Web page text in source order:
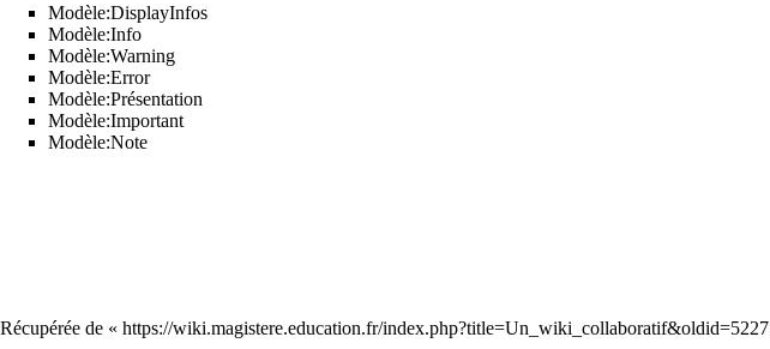
Modèle:DisplayInfos
Modèle:Info
Modèle:Warning
Modèle:Error
Modèle:Présentation
Modèle:Important
Modèle:Note
Récupérée de « https://wiki.magistere.education.fr/index.php?title=Un_wiki_collaboratif&oldid=5227